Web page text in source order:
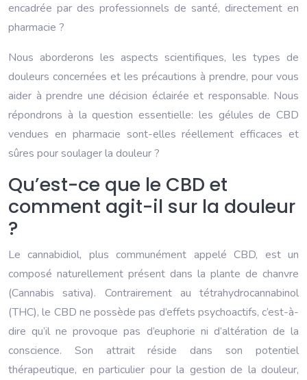
encadrée par des professionnels de santé, directement en
pharmacie ?
Nous aborderons les aspects scientifiques, les types de
douleurs concernées et les précautions à prendre, pour vous
aider à prendre une décision éclairée et responsable. Nous
répondrons à la question essentielle: les gélules de CBD
vendues en pharmacie sont-elles réellement efficaces et
sûres pour soulager la douleur ?
Qu’est-ce que le CBD et
comment agit-il sur la douleur
?
Le cannabidiol, plus communément appelé CBD, est un
composé naturellement présent dans la plante de chanvre
(Cannabis sativa). Contrairement au tétrahydrocannabinol
(THC), le CBD ne possède pas d’effets psychoactifs, c’est-à-
dire qu’il ne provoque pas d’euphorie ni d’altération de la
conscience. Son attrait réside dans son potentiel
thérapeutique, en particulier pour la gestion de la douleur,